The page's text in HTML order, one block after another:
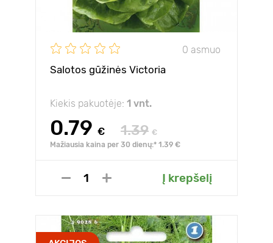
0 asmuo
Salotos gūžinės Victoria
Kiekis pakuotėje: 1 vnt.
0.79 € 1.39 €
Mažiausia kaina per 30 dienų:* 1.39 €
Į krepšelį